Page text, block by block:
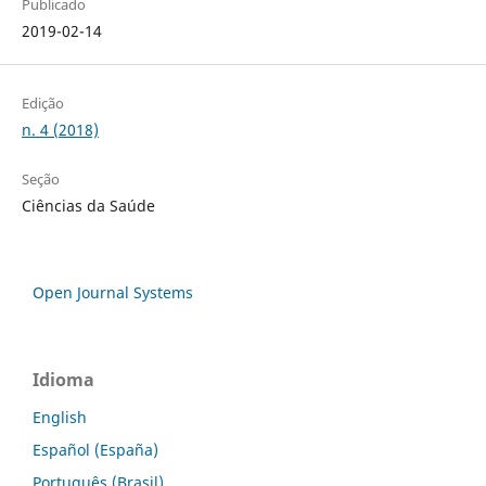
Publicado
2019-02-14
Edição
n. 4 (2018)
Seção
Ciências da Saúde
Open Journal Systems
Idioma
English
Español (España)